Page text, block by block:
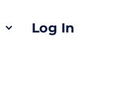
Log In